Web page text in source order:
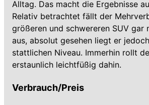
Alltag. Das macht die Ergebnisse
Relativ betrachtet fällt der
größeren und schwereren SUV gar
aus, absolut gesehen liegt er
stattlichen Niveau. Immerhin rollt
erstaunlich leichtfüßig dahin.
Verbrauch/Preis